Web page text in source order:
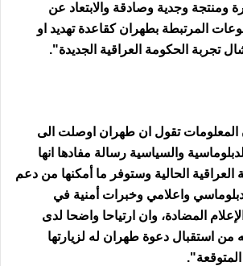
ومنتجة وجدية وصادقة والابتعاد عن
المرتبطة بطهران كقاعدة تهديد او
تجربة الحكومة العراقية الجديدة".
المعلومات تقول ان طهران اوصلت الى
والسياسية رسالة مفادها انها
الحالية وستوفر ما أمكنها من دعم
واعلامي وخبرات أمنية في
المضادة، وان ارتياحا واضحا لدى
من استقبال دعوة طهران له لزيارتها
المتوقعة".